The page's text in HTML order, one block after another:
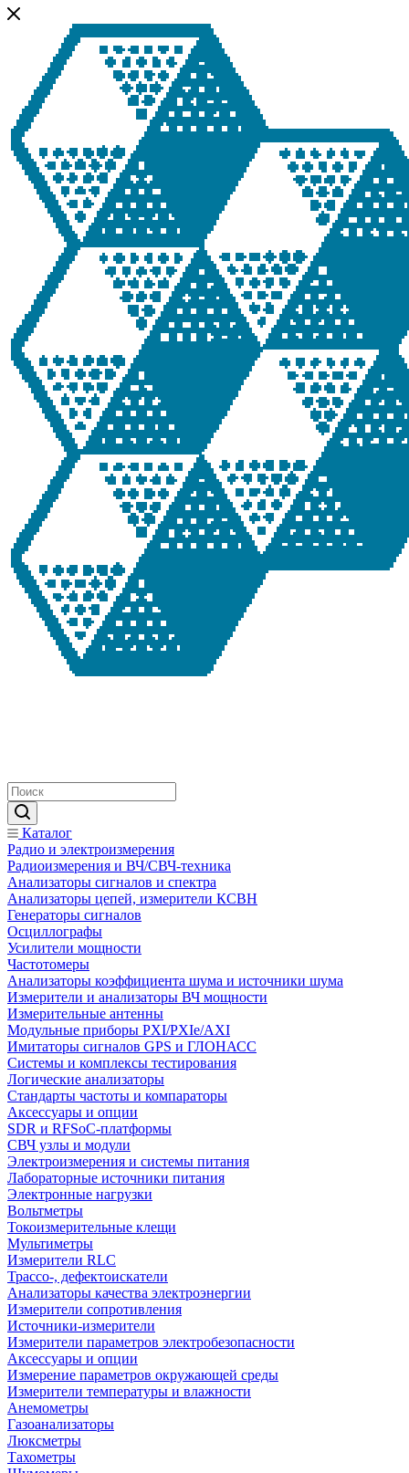
Каталог
Радио и электроизмерения
Радиоизмерения и ВЧ/СВЧ-техника
Анализаторы сигналов и спектра
Анализаторы цепей, измерители КСВН
Генераторы сигналов
Осциллографы
Усилители мощности
Частотомеры
Анализаторы коэффициента шума и источники шума
Измерители и анализаторы ВЧ мощности
Измерительные антенны
Модульные приборы PXI/PXIe/AXI
Имитаторы сигналов GPS и ГЛОНАСС
Системы и комплексы тестирования
Логические анализаторы
Стандарты частоты и компараторы
Аксессуары и опции
SDR и RFSoC‑платформы
СВЧ узлы и модули
Электроизмерения и системы питания
Лабораторные источники питания
Электронные нагрузки
Вольтметры
Токоизмерительные клещи
Мультиметры
Измерители RLC
Трассо-, дефектоискатели
Анализаторы качества электроэнергии
Измерители сопротивления
Источники-измерители
Измерители параметров электробезопасности
Аксессуары и опции
Измерение параметров окружающей среды
Измерители температуры и влажности
Анемометры
Газоанализаторы
Люксметры
Тахометры